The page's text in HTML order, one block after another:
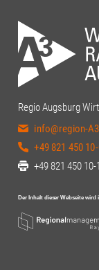
Regio Augsburg
info@region-
+49 821 450
+49 821 450 10-